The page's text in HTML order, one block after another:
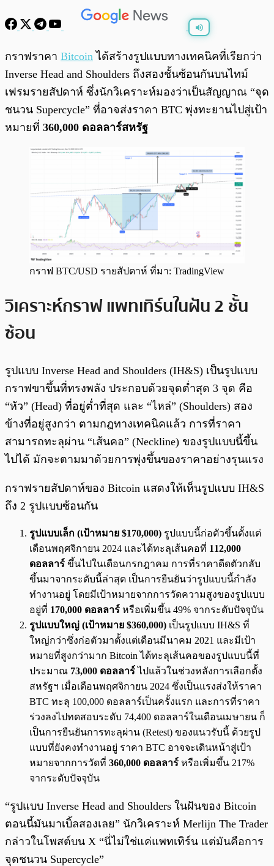
0:00 /0:00
กราฟราคา Bitcoin ได้สร้างรูปแบบทางเทคนิคที่เรียกว่า
Inverse Head and Shoulders ถึงสองชั้นซ้อนกันบนไทม์
เฟรมรายสัปดาห์ ซึ่งนักวิเคราะห์มองว่าเป็นสัญญาณ “จุด
ชนวน Supercycle” ที่อาจส่งราคา BTC พุ่งทะยานไปสู่เป้า
หมายที่ 360,000 ดอลลาร์สหรัฐ
กราฟ BTC/USD รายสัปดาห์ ที่มา: TradingView
วิเคราะห์กราฟ แพทเทิร์นในฝัน 2 ชั้น
ซ้อน
รูปแบบ Inverse Head and Shoulders (IH&S) เป็นรูปแบบ
กราฟขาขึ้นที่ทรงพลัง ประกอบด้วยจุดต่ำสุด 3 จุด คือ
“หัว” (Head) ที่อยู่ต่ำที่สุด และ “ไหล่” (Shoulders) สอง
ข้างที่อยู่สูงกว่า ตามกฎทางเทคนิคแล้ว การที่ราคา
สามารถทะลุผ่าน “เส้นคอ” (Neckline) ของรูปแบบนี้ขึ้น
ไปได้ มักจะตามมาด้วยการพุ่งขึ้นของราคาอย่างรุนแรง
กราฟรายสัปดาห์ของ Bitcoin แสดงให้เห็นรูปแบบ IH&S
ถึง 2 รูปแบบซ้อนกัน
รูปแบบเล็ก (เป้าหมาย $170,000) รูปแบบนี้ก่อตัวขึ้นตั้งแต่
เดือนพฤศจิกายน 2024 และได้ทะลุเส้นคอที่ 112,000
ดอลลาร์ ขึ้นไปในเดือนกรกฎาคม การที่ราคาดีดตัวกลับ
ขึ้นมาจากระดับนี้ล่าสุด เป็นการยืนยันว่ารูปแบบนี้กำลัง
ทำงานอยู่ โดยมีเป้าหมายจากการวัดความสูงของรูปแบบ
อยู่ที่ 170,000 ดอลลาร์ หรือเพิ่มขึ้น 49% จากระดับปัจจุบัน
รูปแบบใหญ่ (เป้าหมาย $360,000) เป็นรูปแบบ IH&S ที่
ใหญ่กว่าซึ่งก่อตัวมาตั้งแต่เดือนมีนาคม 2021 และมีเป้า
หมายที่สูงกว่ามาก Bitcoin ได้ทะลุเส้นคอของรูปแบบนี้ที่
ประมาณ 73,000 ดอลลาร์ไปแล้วในช่วงหลังการเลือกตั้ง
สหรัฐฯ เมื่อเดือนพฤศจิกายน 2024 ซึ่งเป็นแรงส่งให้ราคา
BTC ทะลุ 100,000 ดอลลาร์เป็นครั้งแรก และการที่ราคา
ร่วงลงไปทดสอบระดับ 74,400 ดอลลาร์ในเดือนเมษายน ก็
เป็นการยืนยันการทะลุผ่าน (Retest) ของแนวรับนี้ ด้วยรูป
แบบที่ยังคงทำงานอยู่ ราคา BTC อาจจะเดินหน้าสู่เป้า
หมายจากการวัดที่ 360,000 ดอลลาร์ หรือเพิ่มขึ้น 217%
จากระดับปัจจุบัน
“รูปแบบ Inverse Head and Shoulders ในฝันของ Bitcoin
ตอนนี้มันมาเบิ้ลสองเลย” นักวิเคราะห์ Merlijn The Trader
กล่าวในโพสต์บน X “นี่ไม่ใช่แค่แพทเทิร์น แต่มันคือการ
จุดชนวน Supercycle”